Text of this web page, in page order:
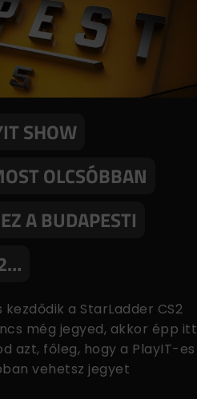
SHOW
OLCSÓBBAN
A BUDAPESTI
a StarLadder CS2
még jegyed, akkor épp itt
azt, főleg, hogy a PlayIT-es
vehetsz jegyet